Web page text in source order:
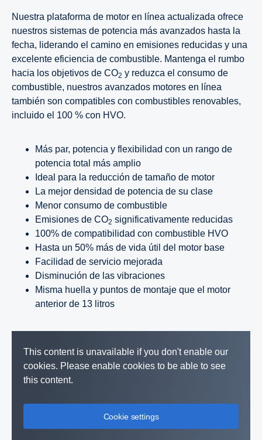
Nuestra plataforma de motor en línea actualizada ofrece
nuestros sistemas de potencia más avanzados hasta la
fecha, liderando el camino en emisiones reducidas y una
excelente eficiencia de combustible. Mantenga el rumbo
hacia los objetivos de CO2 y reduzca el consumo de
combustible, nuestros avanzados motores en línea
también son compatibles con combustibles renovables,
incluido el 100 % con HVO.
Más par, potencia y flexibilidad con un rango de
potencia total más amplio
Ideal para la reducción de tamaño de motor
La mejor densidad de potencia de su clase
Menor consumo de combustible
Emisiones de CO2 significativamente reducidas
100% de compatibilidad con combustible HVO
Hasta un 50% más de vida útil del motor base
Facilidad de servicio mejorada
Disminución de las vibraciones
Misma huella y puntos de montaje que el motor
anterior de 13 litros
This content is unavailable if you don't enable our
cookies. Please enable cookies to be able to see
this content.
Cookie settings